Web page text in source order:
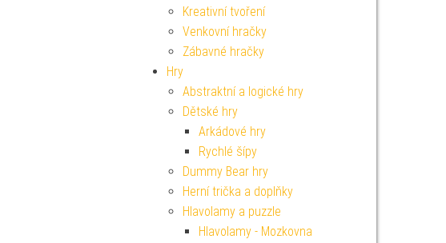
Kreativní tvoření
Venkovní hračky
Zábavné hračky
Hry
Abstraktní a logické hry
Dětské hry
Arkádové hry
Rychlé šípy
Dummy Bear hry
Herní trička a doplňky
Hlavolamy a puzzle
Hlavolamy - Mozkovna